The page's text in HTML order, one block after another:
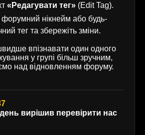
«Редагувати тег» (Edit Tag).
форумний нікнейм або будь-
тег та збережіть зміни.
впізнавати один одного
у групі більш зручним,
над відновленням форуму.
вирішив перевірити нас